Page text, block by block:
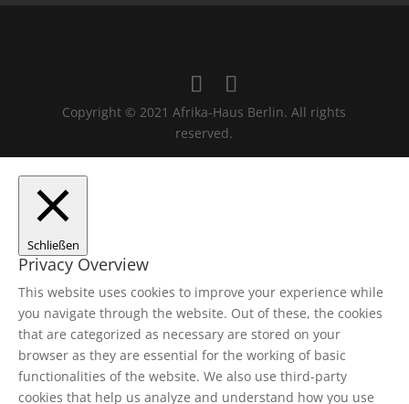
Copyright © 2021 Afrika-Haus Berlin. All rights
reserved.
Schließen
Privacy Overview
This website uses cookies to improve your experience while
you navigate through the website. Out of these, the cookies
that are categorized as necessary are stored on your
browser as they are essential for the working of basic
functionalities of the website. We also use third-party
cookies that help us analyze and understand how you use